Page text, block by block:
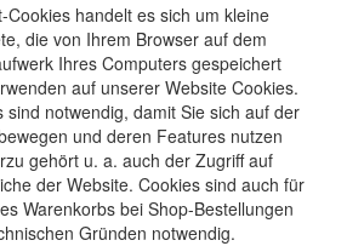
Cookies handelt es sich um kleine
die von Ihrem Browser auf dem
Ihres Computers gespeichert
auf unserer Website Cookies.
sind notwendig, damit Sie sich auf der
und deren Features nutzen
gehört u. a. auch der Zugriff auf
der Website. Cookies sind auch für
Warenkorbs bei Shop-Bestellungen
Gründen notwendig.